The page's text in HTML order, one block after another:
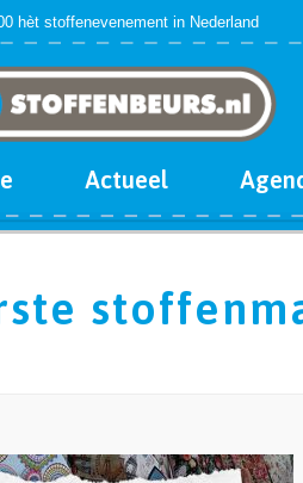
hèt stoffenevenement in Nederland
Actueel